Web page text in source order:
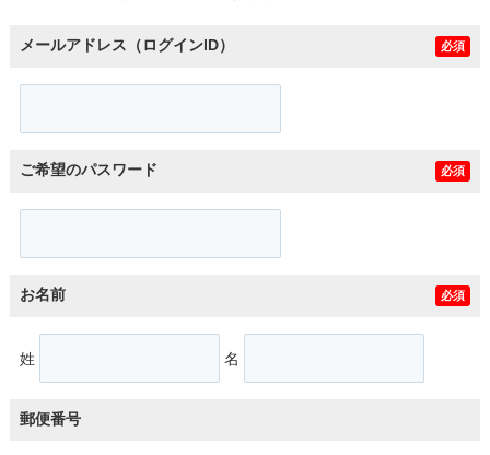
メールアドレス（ログインID） 必須
ご希望のパスワード 必須
お名前 必須
姓 名
郵便番号